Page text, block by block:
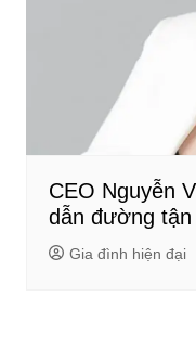
CEO Nguyễn
dẫn đường tận
Gia đình hiện đại